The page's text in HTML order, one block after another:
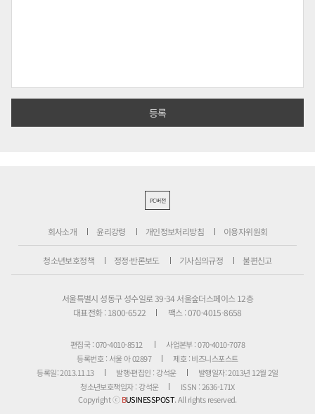
PC버전
회사소개 윤리강령 개인정보처리방침 이용자위원회
청소년보호정책 정정·반론보도 기사심의규정 불편신고
서울특별시 성동구 성수일로 39-34 서울숲더스페이스 12층
대표전화 : 1800-6522
팩스 : 070-4015-8658
편집국 : 070-4010-8512
사업본부 : 070-4010-7078
등록번호 : 서울 아 02897
제호 : 비즈니스포스트
등록일: 2013.11.13
발행·편집인 : 강석운
발행일자: 2013년 12월 2일
청소년보호책임자 : 강석운
ISSN : 2636-171X
Copyright ⓒBUSINESSPOST. All rights reserved.